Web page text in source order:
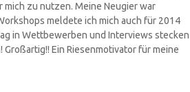
zu nutzen. Meine Neugier war
meldete ich mich auch für 2014
in Wettbewerben und Interviews stecken
Ein Riesenmotivator für meine